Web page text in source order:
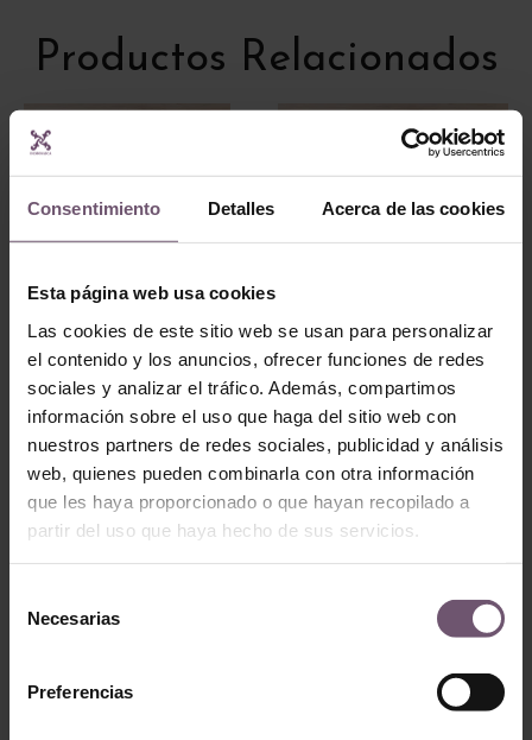
Consentimiento Detalles Acerca de las cookies
Esta página web usa cookies
Las cookies de este sitio web se usan para personalizar
el contenido y los anuncios, ofrecer funciones de redes
sociales y analizar el tráfico. Además, compartimos
información sobre el uso que haga del sitio web con
nuestros partners de redes sociales, publicidad y análisis
web, quienes pueden combinarla con otra información
que les haya proporcionado o que hayan recopilado a
partir del uso que haya hecho de sus servicios.
Necesarias
Preferencias
Productos Relacionados
Baldosas hidráulicas
Baldosa
Hidráulica Mod
016
LEER MÁS
Baldosas hidráulicas
Baldosa Hidráulica
Mod 046
LEER MÁS